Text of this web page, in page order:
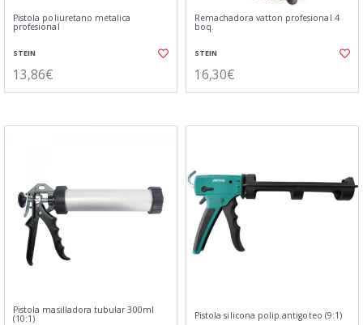
Pistola poliuretano metalica
profesional
STEIN
13,86€
Remachadora vatton profesional 4
boq.
STEIN
16,30€
Pistola masilladora tubular 300ml
(10:1) Pistola silicona polip.antigoteo (9:1)